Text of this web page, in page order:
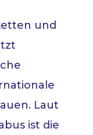
und
Laut
ist die